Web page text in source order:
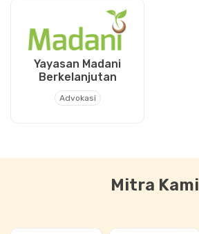
Yayasan Madani
Berkelanjutan
Advokasi
Mitra Kami